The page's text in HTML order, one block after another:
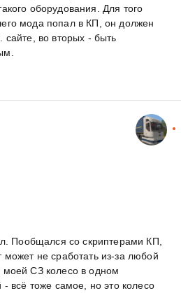
оборудования. Для того
мода попал в КП, он должен
во вторых - быть
Пообщался со скриптерами КП,
может не сработать из-за любой
СЗ колесо в одном
- всё тоже самое, но это колесо